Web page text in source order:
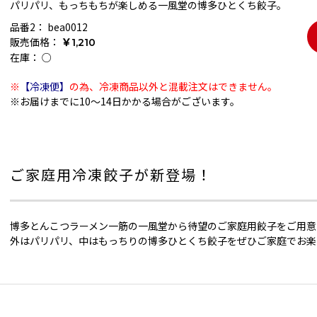
パリパリ、もっちもちが楽しめる一風堂の博多ひとくち餃子。
品番2： bea0012
販売価格：
￥1,210
在庫： ○
※ 【冷凍便】 の為、冷凍商品以外と混載注文はできません。
※お届けまでに10～14日かかる場合がございます。
ご家庭用冷凍餃子が新登場！
博多とんこつラーメン一筋の一風堂から待望のご家庭用餃子をご用
外はパリパリ、中はもっちりの博多ひとくち餃子をぜひご家庭でお